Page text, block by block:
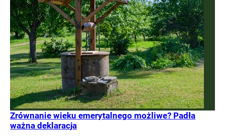
Zrównanie wieku emerytalnego możliwe? Padła
ważna deklaracja